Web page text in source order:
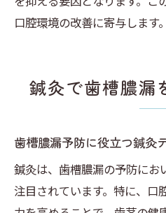
口腔環境の改善に寄与します。
鍼灸で歯槽膿漏
歯槽膿漏予防に役立つ鍼灸
鍼灸は、歯槽膿漏の予防にお
注目されています。特に、口